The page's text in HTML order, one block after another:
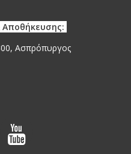
Αποθήκευσης:
Ασπρόπυργος